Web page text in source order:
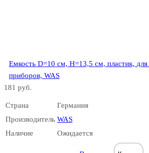
Емкость D=10 см, H=13,5 см, пластик,
приборов, WAS
181 руб.
Страна
Германия
Производитель WAS
Наличие
Ожидается